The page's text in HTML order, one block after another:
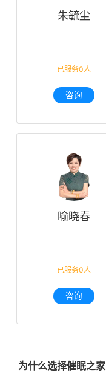
朱毓尘
已服务0人
咨询
喻晓春
已服务0人
咨询
为什么选择催眠之家